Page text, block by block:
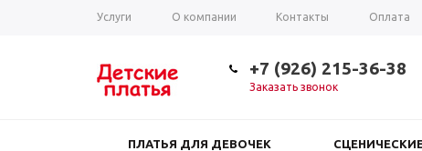
Услуги О компании Контакты Оплата
+7 (926) 215-36-38
Заказать звонок
ПЛАТЬЯ ДЛЯ ДЕВОЧЕК